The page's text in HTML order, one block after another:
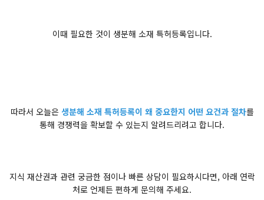
이때 필요한 것이 생분해 소재 특허등록입니다.
따라서 오늘은 생분해 소재 특허등록이 왜 중요한지 어떤 요건과 절차를
통해 경쟁력을 확보할 수 있는지 알려드리려고 합니다.
지식 재산권과 관련 궁금한 점이나 빠른 상담이 필요하시다면, 아래 연락
처로 언제든 편하게 문의해 주세요.